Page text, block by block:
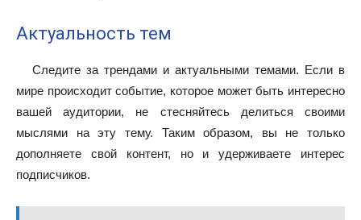
Актуальность тем
Следите за трендами и актуальными темами. Если в
мире происходит событие, которое может быть интересно
вашей аудитории, не стесняйтесь делиться своими
мыслями на эту тему. Таким образом, вы не только
дополняете свой контент, но и удерживаете интерес
подписчиков.